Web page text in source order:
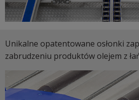
Unikalne opatentowane osłonki
zabrudzeniu produktów olejem z